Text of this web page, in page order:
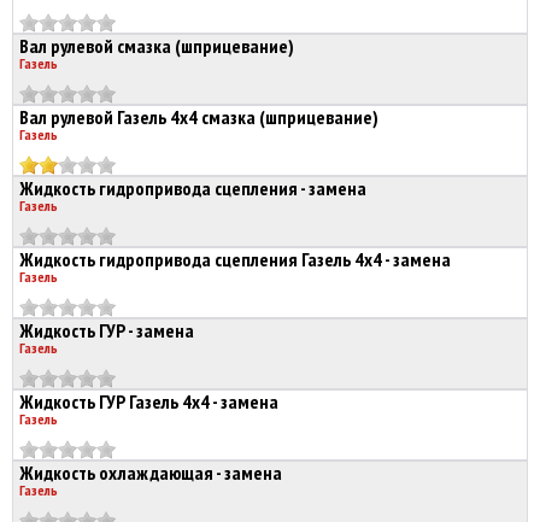
Вал рулевой смазка (шприцевание)
Газель
Вал рулевой Газель 4х4 смазка (шприцевание)
Газель
Жидкость гидропривода сцепления - замена
Газель
Жидкость гидропривода сцепления Газель 4х4 - замена
Газель
Жидкость ГУР - замена
Газель
Жидкость ГУР Газель 4х4 - замена
Газель
Жидкость охлаждающая - замена
Газель